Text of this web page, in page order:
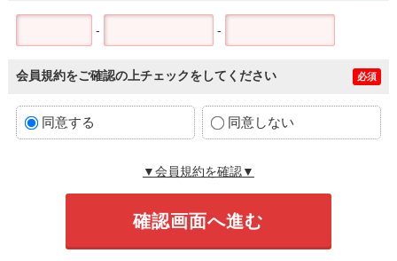
- -
会員規約をご確認の上チェックをしてください 必須
同意する 同意しない
▼会員規約を確認▼